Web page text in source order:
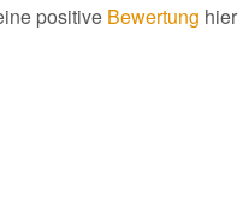
positive Bewertung hier